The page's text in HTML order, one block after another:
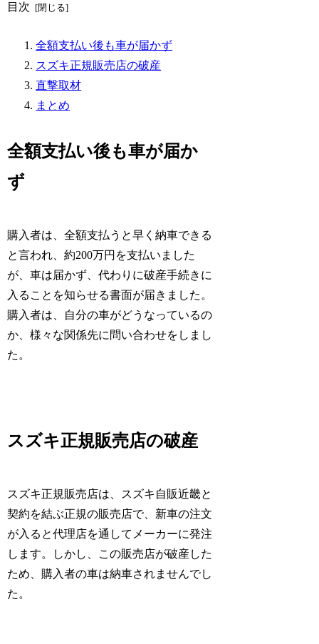
目次
全額支払い後も車が届かず
スズキ正規販売店の破産
直撃取材
まとめ
全額支払い後も車が届か
ず
購入者は、全額支払うと早く納車できる
と言われ、約200万円を支払いました
が、車は届かず、代わりに破産手続きに
入ることを知らせる書面が届きました。
購入者は、自分の車がどうなっているの
か、様々な関係先に問い合わせをしまし
た。
スズキ正規販売店の破産
スズキ正規販売店は、スズキ自販近畿と
契約を結ぶ正規の販売店で、新車の注文
が入ると代理店を通してメーカーに発注
します。しかし、この販売店が破産した
ため、購入者の車は納車されませんでし
た。